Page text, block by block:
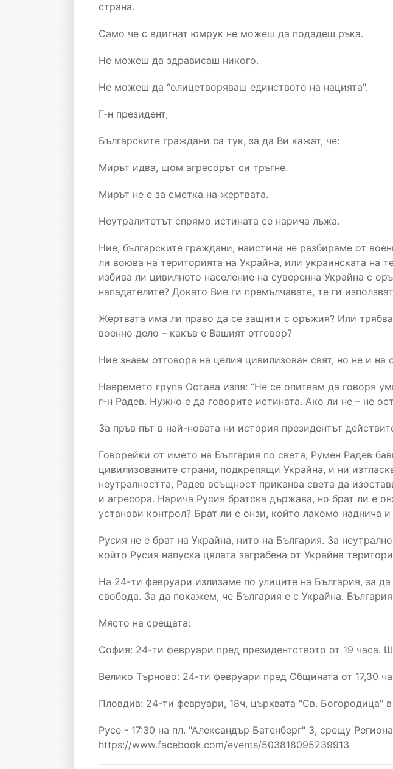
страна.
Само че с вдигнат юмрук не можеш да подадеш ръка.
Не можеш да здрависаш никого.
Не можеш да “олицетворяваш единството на нацията".
Г-н президент,
Българските граждани са тук, за да Ви кажат, че:
Мирът идва, щом агресорът си тръгне.
Мирът не е за сметка на жертвата.
Неутралитетът спрямо истината се нарича лъжа.
Ние, българските граждани, наистина не разбираме от
ли воюва на територията на Украйна, или украинската на
избива ли цивилното население на суверенна Украйна с
нападателите? Докато Вие ги премълчавате, те ги
Жертвата има ли право да се защити с оръжия? Или
военно дело – какъв е Вашият отговор?
Ние знаем отговора на целия цивилизован свят, но не и на
Навремето група Остава изпя: “Не се опитвам да говоря
г-н Радев. Нужно е да говорите истината. Ако ли не – не
За пръв път в най-новата ни история президентът
Говорейки от името на България по света, Румен Радев
цивилизованите страни, подкрепящи Украйна, и ни
неутралността, Радев всъщност приканва света да
и агресора. Нарича Русия братска държава, но брат ли е
установи контрол? Брат ли е онзи, който лакомо наднича
Русия не е брат на Украйна, нито на България. За
който Русия напуска цялата заграбена от Украйна
На 24-ти февруари излизаме по улиците на България, за
свобода. За да покажем, че България е с Украйна.
Място на срещата:
София: 24-ти февруари пред президентството от 19
Велико Търново: 24-ти февруари пред Общината от 17,30
Пловдив: 24-ти февруари, 18ч, църквата "Св.
Русе - 17:30 на пл. "Александър Батенберг" 3, срещу
https://www.facebook.com/events/503818095239913